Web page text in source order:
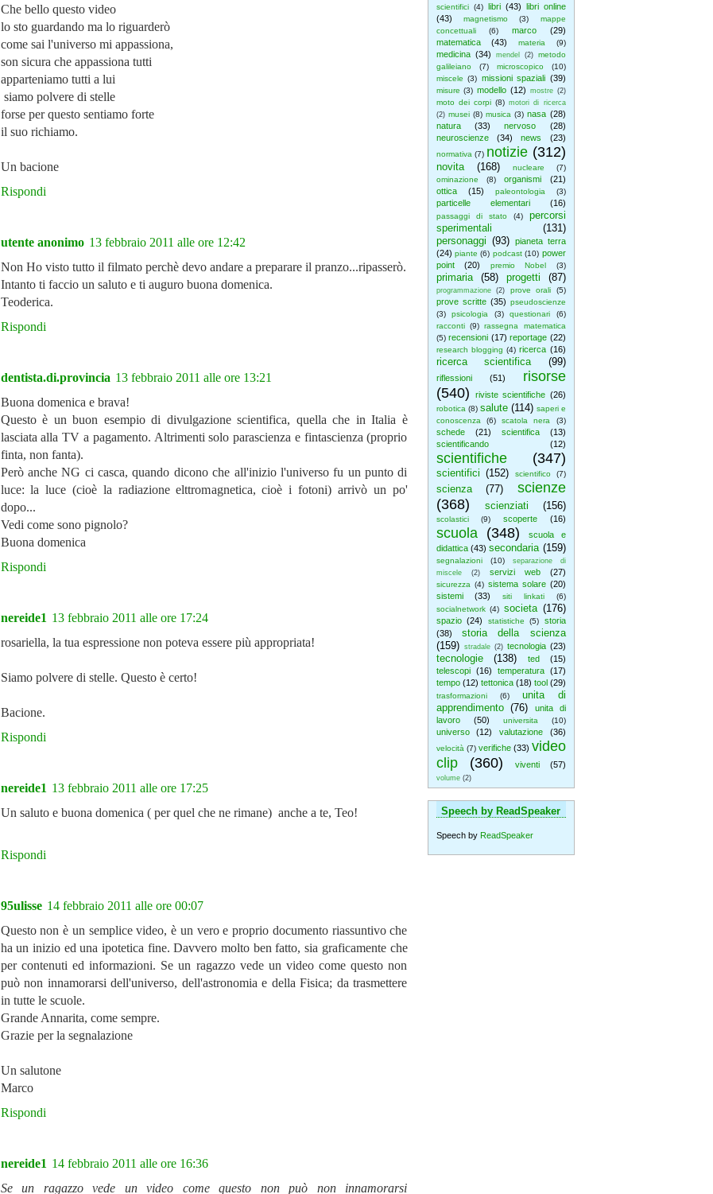
scientifici (4) libri (43) libri online
(43)
magnetismo (3)
mappe
concettuali
(6) marco
(29)
matematica
(43) materia (9)
medicina (34) mendel (2)
metodo
galileiano
(7) microscopico
(10)
miscele (3) missioni spaziali (39)
misure (3) modello (12) mostre (2)
moto dei corpi (8) motori di ricerca
(2) musei (8) musica (3) nasa (28)
natura
(33) nervoso
(28)
neuroscienze
(34) news (23)
normativa (7) notizie (312)
novita (168) nucleare
(7)
ominazione
(8) organismi
(21)
ottica
(15) paleontologia (3)
particelle elementari (16)
passaggi di stato (4)
percorsi
sperimentali
(131)
personaggi (93)
pianeta terra
(24) piante (6) podcast (10) power
point
(20) premio Nobel (3)
primaria (58) progetti (87)
programmazione (2) prove orali (5)
prove scritte (35) pseudoscienze
(3)
psicologia (3) questionari
(6)
racconti (9) rassegna matematica
(5) recensioni (17) reportage (22)
research blogging (4) ricerca (16)
ricerca scientifica (99)
riflessioni (51)
risorse
(540)
riviste scientifiche (26)
robotica (8) salute (114) saperi e
conoscenza
(6) scatola nera (3)
schede (21) scientifica
(13)
scientificando
(12)
scientifiche (347)
scientifici (152) scientifico (7)
scienza (77)
scienze
(368)
scienziati (156)
scolastici (9) scoperte (16)
scuola (348)
scuola e
didattica (43) secondaria (159)
segnalazioni (10)
separazione di
miscele
(2) servizi web (27)
sicurezza (4) sistema solare (20)
sistemi
(33) siti linkati
(6)
socialnetwork (4) societa (176)
spazio (24) statistiche (5)
storia
(38)
storia della scienza
(159)
stradale (2) tecnologia (23)
tecnologie (138) ted
(15)
telescopi
(16) temperatura
(17)
tempo (12) tettonica (18) tool (29)
trasformazioni (6)
unita di
apprendimento (76)
unita di
lavoro
(50) universita (10)
universo (12) valutazione (36)
velocità (7) verifiche (33) video
clip
(360) viventi (57)
volume (2)
Speech by ReadSpeaker
Speech by ReadSpeaker
Che bello questo video
lo sto guardando ma lo riguarderò
come sai l'universo mi appassiona,
son sicura che appassiona tutti
apparteniamo tutti a lui
siamo polvere di stelle
forse per questo sentiamo forte
il suo richiamo.
Un bacione
Rispondi
utente anonimo 13 febbraio 2011 alle ore 12:42
Non Ho visto tutto il filmato perchè devo andare a preparare il pranzo...ripasserò.
Intanto ti faccio un saluto e ti auguro buona domenica.
Teoderica.
Rispondi
dentista.di.provincia 13 febbraio 2011 alle ore 13:21
Buona domenica e brava!
Questo è un buon esempio di divulgazione scientifica, quella che in Italia è
lasciata alla TV a pagamento. Altrimenti solo parascienza e fintascienza (proprio
finta, non fanta).
Però anche NG ci casca, quando dicono che all'inizio l'universo fu un punto di
luce: la luce (cioè la radiazione elttromagnetica, cioè i fotoni) arrivò un po'
dopo...
Vedi come sono pignolo?
Buona domenica
Rispondi
nereide1 13 febbraio 2011 alle ore 17:24
rosariella, la tua espressione non poteva essere più appropriata!
Siamo polvere di stelle. Questo è certo!
Bacione.
Rispondi
nereide1 13 febbraio 2011 alle ore 17:25
Un saluto e buona domenica ( per quel che ne rimane) anche a te, Teo!
Rispondi
95ulisse 14 febbraio 2011 alle ore 00:07
Questo non è un semplice video, è un vero e proprio documento riassuntivo che
ha un inizio ed una ipotetica fine. Davvero molto ben fatto, sia graficamente che
per contenuti ed informazioni. Se un ragazzo vede un video come questo non
può non innamorarsi dell'universo, dell'astronomia e della Fisica; da trasmettere
in tutte le scuole.
Grande Annarita, come sempre.
Grazie per la segnalazione
Un salutone
Marco
Rispondi
nereide1 14 febbraio 2011 alle ore 16:36
Se un ragazzo vede un video come questo non può non innamorarsi